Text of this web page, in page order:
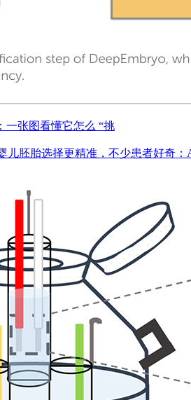
一张图看懂它怎么 “挑
儿胚胎选择更精准，不少患者好奇